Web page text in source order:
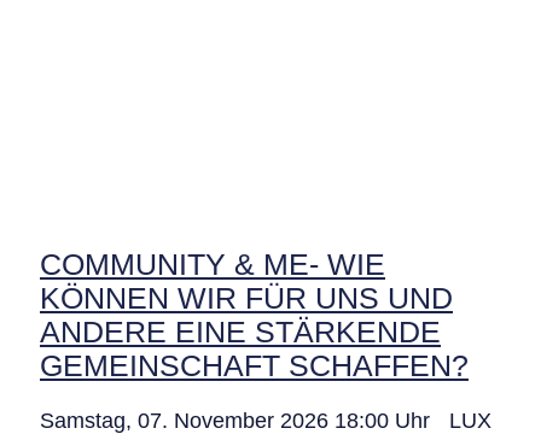
COMMUNITY & ME- WIE
KÖNNEN WIR FÜR UNS UND
ANDERE EINE STÄRKENDE
GEMEINSCHAFT SCHAFFEN?
Samstag, 07. November 2026 18:00 Uhr LUX